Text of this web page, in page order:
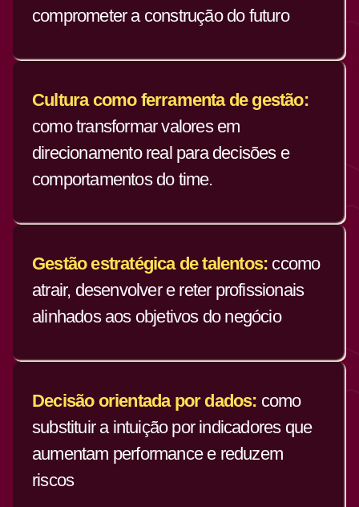
comprometer a construção do futuro
Cultura como ferramenta de gestão:
como transformar valores em
direcionamento real para decisões e
comportamentos do time.
Gestão estratégica de talentos: ccomo
atrair, desenvolver e reter profissionais
alinhados aos objetivos do negócio
Decisão orientada por dados: como
substituir a intuição por indicadores que
aumentam performance e reduzem
riscos